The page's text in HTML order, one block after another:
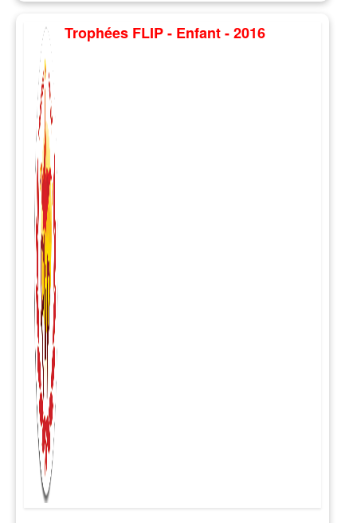
Trophées FLIP - Enfant - 2016